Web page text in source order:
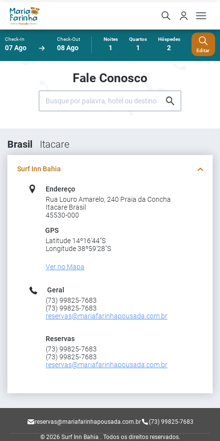
Check-In
07 Ago
Check-Out
08 Ago
Noites
1
Quartos
1
Hóspedes
2 Editar
Fale Conosco
Brasil Itacare
Surf Inn Bahia
Endereço
Rua Louro Amarelo, 240 Praia da Concha
Itacare Brasil
45530-000
GPS
Latitude 14º16'44"S
Longitude 38º59'28"S
Ver no Mapa
Geral
(73) 99825-7683
(73) 99825-7683
reservas@mariafarinhapousada.com.br
Reservas
(73) 99825-7683
(73) 99825-7683
reservas@mariafarinhapousada.com.br
reservas@mariafarinhapousada.com.br (73) 99825-7683
© 2026 Surf Inn Bahia . Todos os direitos reservados.